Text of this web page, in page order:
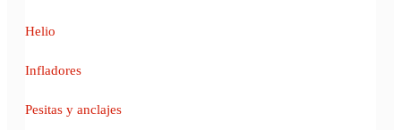
Helio
Infladores
Pesitas y anclajes